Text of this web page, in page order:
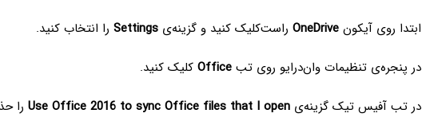
ابتدا روی آیکونOneDrive راست‌کلیک کنید و گزینه‌یSettings را انتخاب کنید.
در پنجره‌ی تنظیمات وان‌درایو روی تبOffice کلیک کنید.
در تب آفیس تیک گزینه‌یUse Office 2016 to sync Office files that I open را